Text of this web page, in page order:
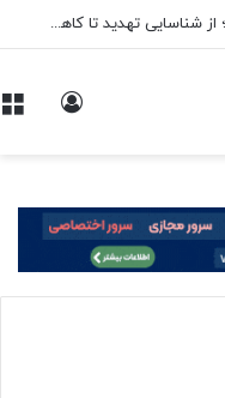
روش‌های جلوگیری از حملات Zero-Day؛ از شناسایی تهدید تا کاهش ریسک